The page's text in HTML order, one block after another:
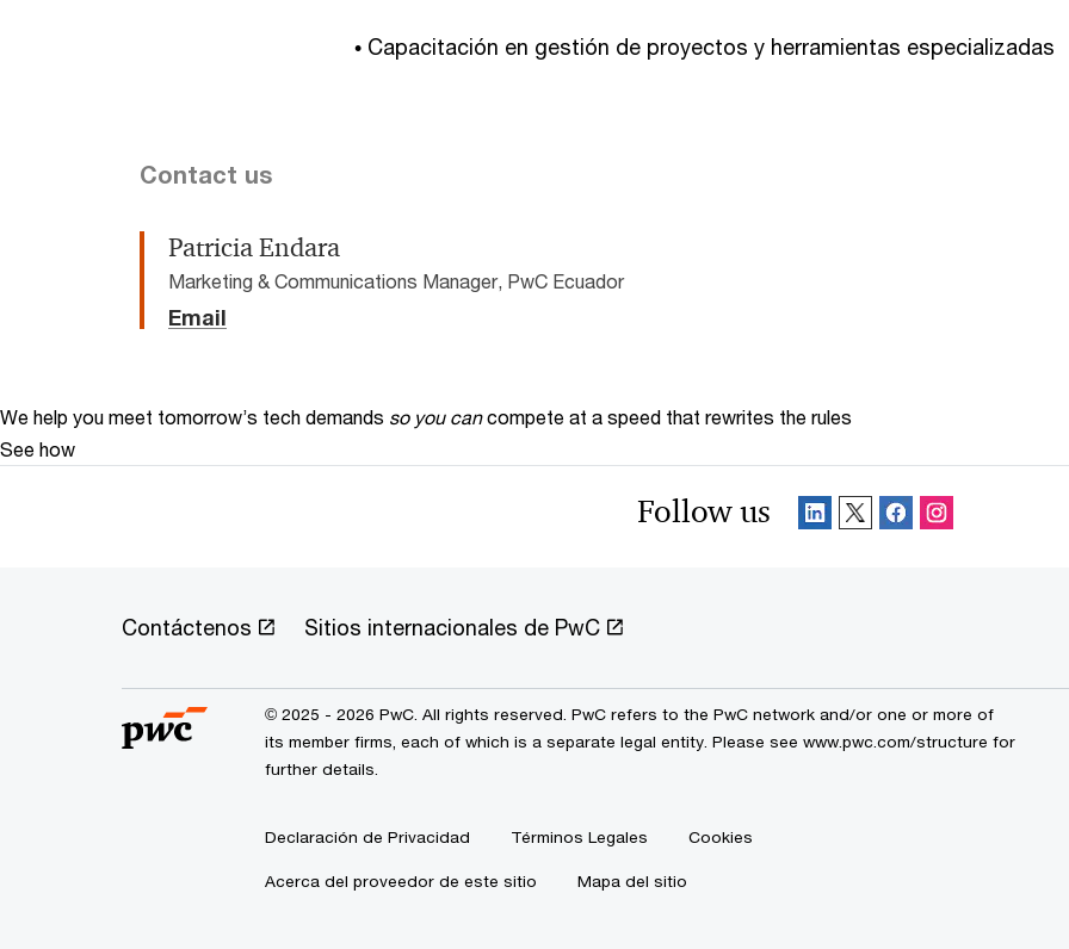
• Capacitación en gestión de proyectos y herramientas especializadas
Contact us
Patricia Endara
Marketing & Communications Manager, PwC Ecuador
Email
We help you meet tomorrow’s tech demands so you can compete at a speed that rewrites the rules
See how
Follow us
Contáctenos Sitios internacionales de PwC
© 2025 - 2026 PwC. All rights reserved. PwC refers to the PwC network and/or one or more of
its member firms, each of which is a separate legal entity. Please see www.pwc.com/structure for
further details.
Declaración de Privacidad Términos Legales Cookies
Acerca del proveedor de este sitio Mapa del sitio